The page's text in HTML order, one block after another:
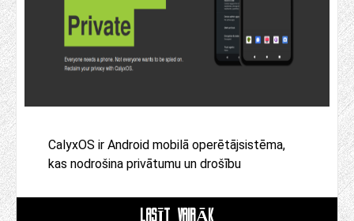
CalyxOS ir Android mobilā operētājsistēma,
kas nodrošina privātumu un drošību
LASĪT VAIRĀK